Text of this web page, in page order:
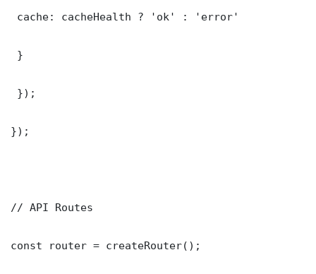
cache: cacheHealth ? 'ok' : 'error'
}
});
});
// API Routes
const router = createRouter();